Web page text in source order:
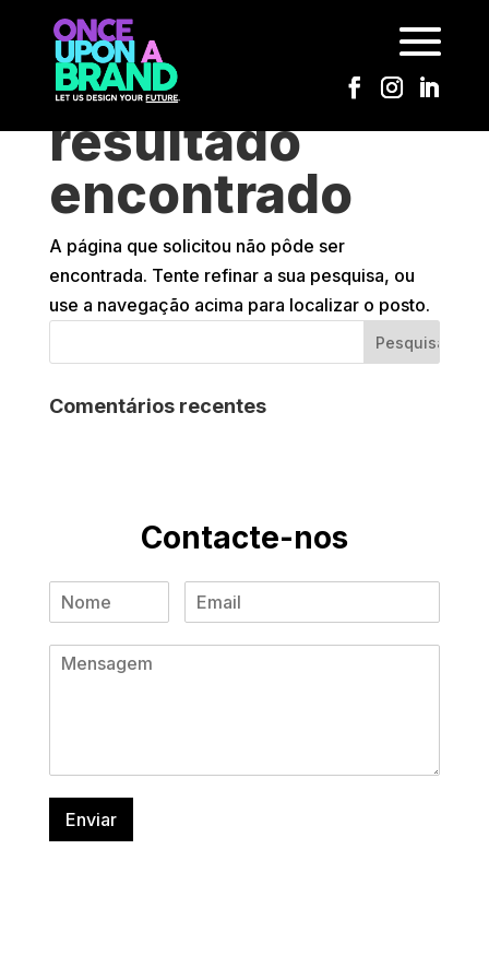
Nenhum
resultado
encontrado
A página que solicitou não pôde ser
encontrada. Tente refinar a sua pesquisa, ou
use a navegação acima para localizar o posto.
Comentários recentes
Contacte-nos
Enviar